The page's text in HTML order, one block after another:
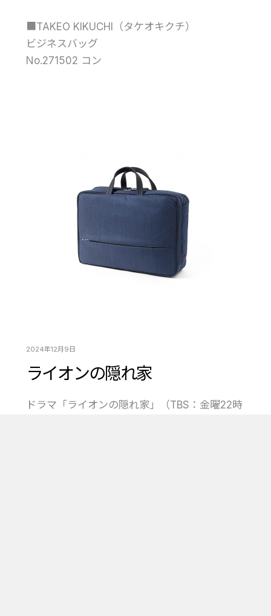
■TAKEO KIKUCHI（タケオキクチ）
ビジネスバッグ
No.271502 コン
2024年12月9日
ライオンの隠れ家
ドラマ「ライオンの隠れ家」（TBS：金曜22時